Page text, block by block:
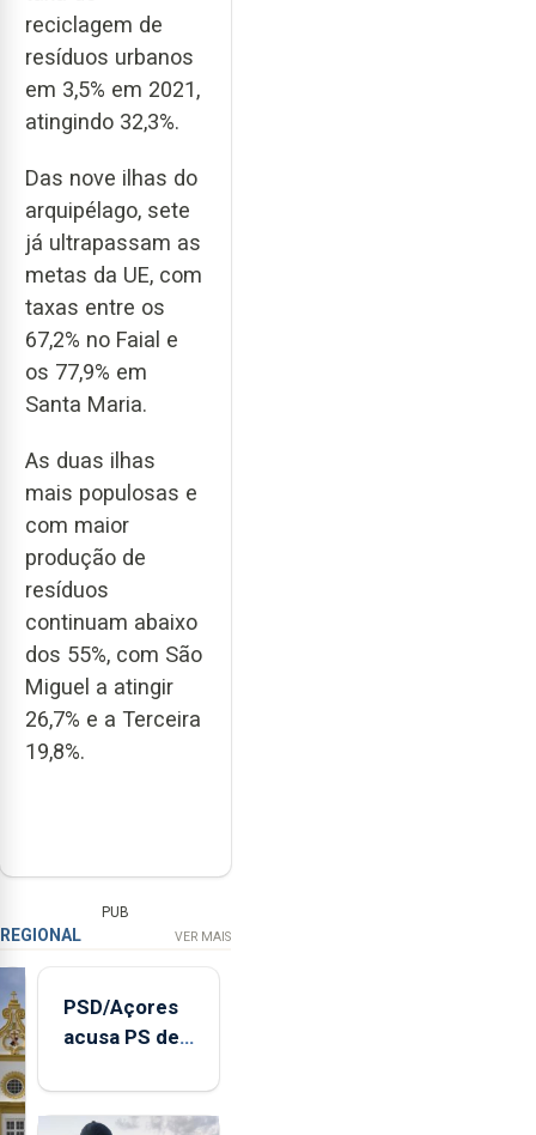
reciclagem de
resíduos urbanos
em 3,5% em 2021,
atingindo 32,3%.
Das nove ilhas do
arquipélago, sete
já ultrapassam as
metas da UE, com
taxas entre os
67,2% no Faial e
os 77,9% em
Santa Maria.
As duas ilhas
mais populosas e
com maior
produção de
resíduos
continuam abaixo
dos 55%, com São
Miguel a atingir
26,7% e a Terceira
19,8%.
PUB
REGIONAL VER MAIS
PSD/Açores
acusa PS de
contraditória"
sobre